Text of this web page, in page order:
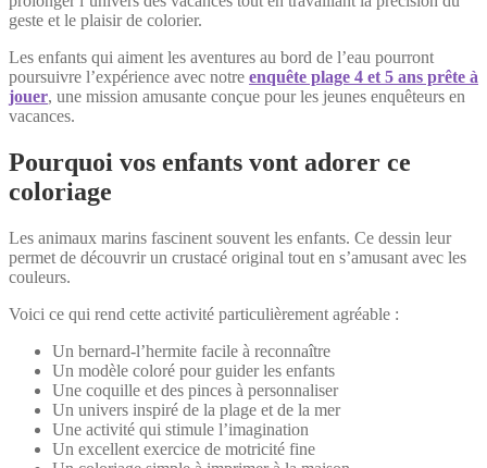
geste et le plaisir de colorier.
Les enfants qui aiment les aventures au bord de l’eau pourront
poursuivre l’expérience avec notre enquête plage 4 et 5 ans prête à
jouer, une mission amusante conçue pour les jeunes enquêteurs en
vacances.
Pourquoi vos enfants vont adorer ce
coloriage
Les animaux marins fascinent souvent les enfants. Ce dessin leur
permet de découvrir un crustacé original tout en s’amusant avec les
couleurs.
Voici ce qui rend cette activité particulièrement agréable :
Un bernard-l’hermite facile à reconnaître
Un modèle coloré pour guider les enfants
Une coquille et des pinces à personnaliser
Un univers inspiré de la plage et de la mer
Une activité qui stimule l’imagination
Un excellent exercice de motricité fine